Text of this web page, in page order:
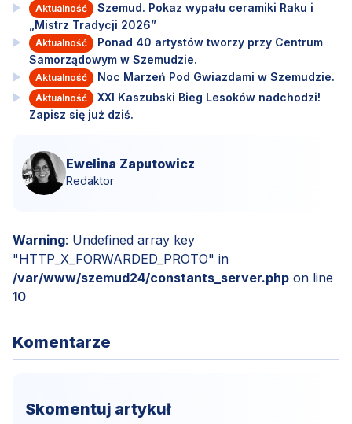
Aktualność
Szemud. Pokaz wypału ceramiki Raku i
„Mistrz Tradycji 2026”
Aktualność
Ponad 40 artystów tworzy przy Centrum
Samorządowym w Szemudzie.
Aktualność Noc Marzeń Pod Gwiazdami w Szemudzie.
Aktualność
XXI Kaszubski Bieg Lesoków nadchodzi!
Zapisz się już dziś.
Ewelina Zaputowicz
Redaktor
Warning: Undefined array key
"HTTP_X_FORWARDED_PROTO" in
/var/www/szemud24/constants_server.php on line
10
Komentarze
Skomentuj artykuł